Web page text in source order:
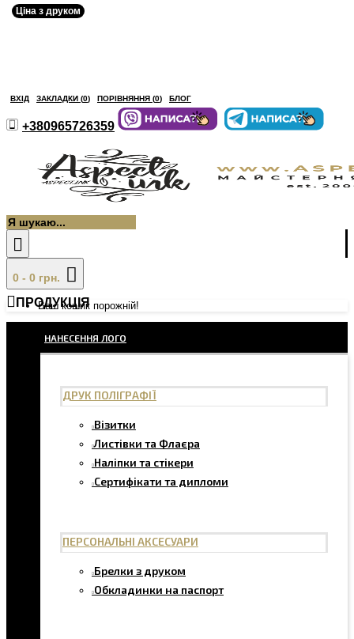
ВХІД ЗАКЛАДКИ (0) ПОРІВНЯННЯ (0) БЛОГ
+380965726359
0 - 0 грн.
Ваш кошик порожній!
ПРОДУКЦІЯ
НАНЕСЕННЯ ЛОГО
ДРУК ПОЛІГРАФІЇ
Візитки
Листівки та Флаєра
Наліпки та стікери
Сертифікати та дипломи
ПЕРСОНАЛЬНІ АКСЕСУАРИ
Брелки з друком
Обкладинки на паспорт
Ціна з друком